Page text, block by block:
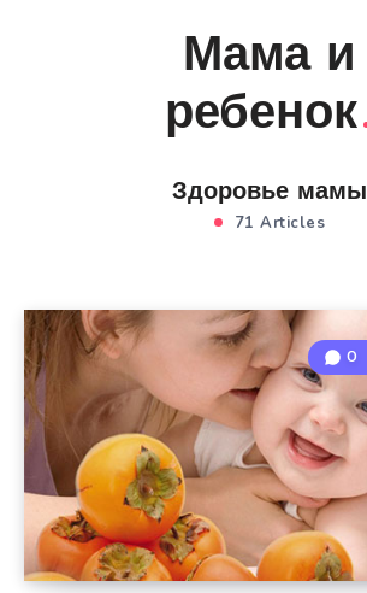
Мама и
ребенок
Здоровье мамы
71 Articles
0